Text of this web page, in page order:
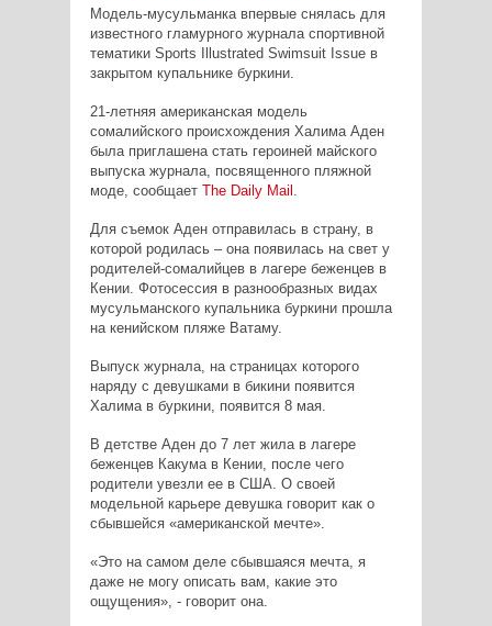
Модель-мусульманка впервые снялась для
известного гламурного журнала спортивной
тематики Sports Illustrated Swimsuit Issueв
закрытом купальнике буркини.
21-летняя американская модель
сомалийского происхождения Халима Аден
была приглашена стать героиней майского
выпуска журнала, посвященного пляжной
моде, сообщает The Daily Mail .
Для съемок Аден отправилась в страну, в
которой родилась – она появилась на свет у
родителей-сомалийцев в лагере беженцев в
Кении. Фотосессия в разнообразных видах
мусульманского купальника буркини прошла
на кенийском пляже Ватаму.
Выпуск журнала, на страницах которого
наряду с девушками в бикини появится
Халима в буркини, появится 8 мая.
В детстве Аден до 7 лет жила в лагере
беженцев Какума в Кении, после чего
родители увезли ее в США. О своей
модельной карьере девушка говорит как о
сбывшейся «американской мечте».
«Это на самом деле сбывшаяся мечта, я
даже не могу описать вам, какие это
ощущения», - говорит она.